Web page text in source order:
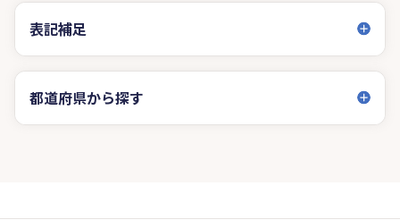
表記補足
都道府県から探す